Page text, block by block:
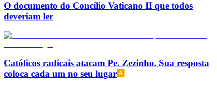
O documento do Concílio Vaticano II que todos
deveriam ler
Católicos radicais atacam Pe. Zezinho. Sua resposta
coloca cada um no seu lugar